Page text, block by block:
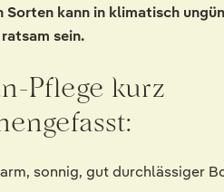
Sorten kann in klimatisch
sein.
Pflege kurz
sonnig, gut durchlässiger